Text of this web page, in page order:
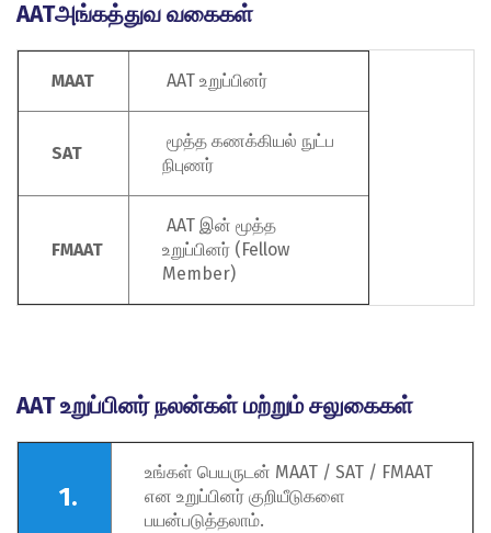
AATஅங்கத்துவ வகைகள்
MAAT AAT உறுப்பினர்
SAT
மூத்த கணக்கியல் நுட்ப
நிபுணர்
FMAAT
AAT இன் மூத்த
உறுப்பினர் (Fellow
Member)
AAT உறுப்பினர் நலன்கள் மற்றும் சலுகைகள்
1.
உங்கள் பெயருடன் MAAT / SAT / FMAAT
என உறுப்பினர் குறியீடுகளை
பயன்படுத்தலாம்.